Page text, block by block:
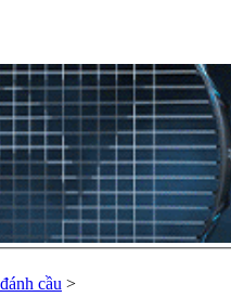
cầu >